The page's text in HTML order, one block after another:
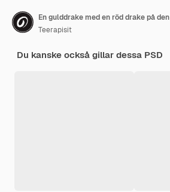
En gulddrake med en röd drake på den
Teerapisit
Du kanske också gillar dessa PSD